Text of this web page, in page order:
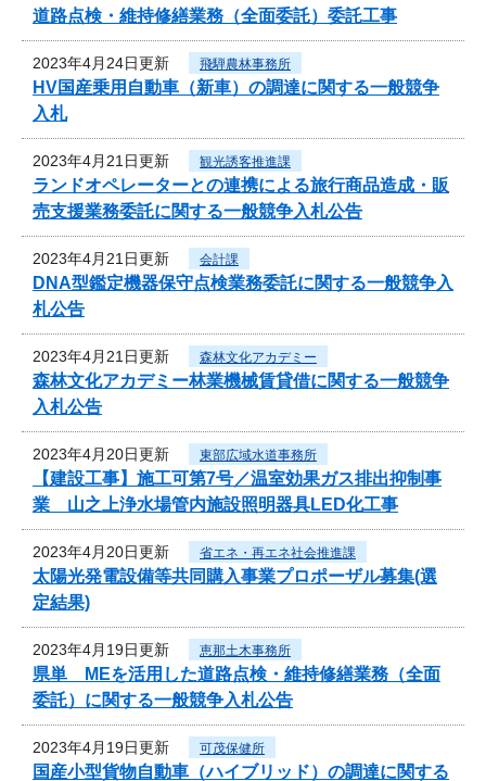
道路点検・維持修繕業務（全面委託）委託工事
2023年4月24日更新 飛騨農林事務所
HV国産乗用自動車（新車）の調達に関する一般競争
入札
2023年4月21日更新 観光誘客推進課
ランドオペレーターとの連携による旅行商品造成・販
売支援業務委託に関する一般競争入札公告
2023年4月21日更新 会計課
DNA型鑑定機器保守点検業務委託に関する一般競争入
札公告
2023年4月21日更新 森林文化アカデミー
森林文化アカデミー林業機械賃貸借に関する一般競争
入札公告
2023年4月20日更新 東部広域水道事務所
【建設工事】施工可第7号／温室効果ガス排出抑制事
業 山之上浄水場管内施設照明器具LED化工事
2023年4月20日更新 省エネ・再エネ社会推進課
太陽光発電設備等共同購入事業プロポーザル募集(選
定結果)
2023年4月19日更新 恵那土木事務所
県単 MEを活用した道路点検・維持修繕業務（全面
委託）に関する一般競争入札公告
2023年4月19日更新 可茂保健所
国産小型貨物自動車（ハイブリッド）の調達に関する